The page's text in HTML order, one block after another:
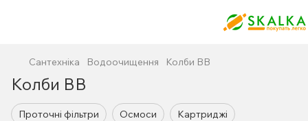
Сантехніка Водоочищення Колби ВВ
Колби ВВ
Проточні фільтри Осмоси Картриджі